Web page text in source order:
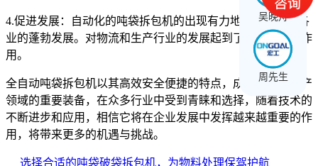
4.促进发展：自动化的吨袋拆包机的出现有力地促进了各行各
业的蓬勃发展。对物流和生产行业的发展起到了推波助澜的作
用。
全自动吨袋拆包机以其高效安全便捷的特点，成为物流和生产
领域的重要装备，在众多行业中受到青睐和选择，随着技术的
不断进步和应用，相信它将在企业发展中发挥越来越重要的作
用，将带来更多的机遇与挑战。
选择合适的吨袋破袋拆包机，为物料处理保驾护航
吴晚舟
周先生